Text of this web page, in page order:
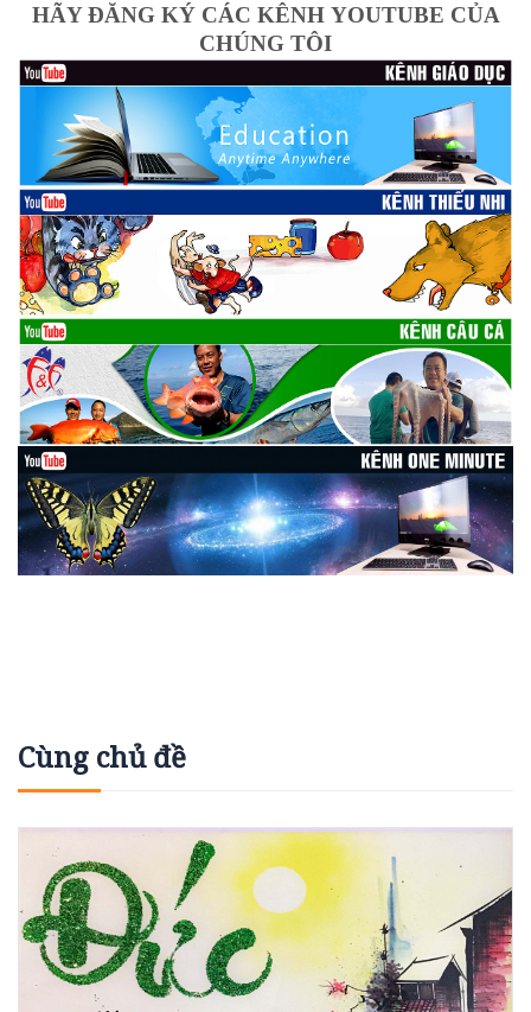
HÃY ĐĂNG KÝ CÁC KÊNH YOUTUBE CỦA
CHÚNG TÔI
Cùng chủ đề